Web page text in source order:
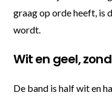
graag op orde heeft, is
wordt.
Wit en geel,
De band is half wit en